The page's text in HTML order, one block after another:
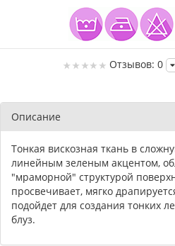
Отзывов: 0
Описание
Тонкая вискозная ткань в
линейным зеленым акцентом,
"мраморной" структурой
просвечивает, мягко
подойдет для создания тонких
блуз.